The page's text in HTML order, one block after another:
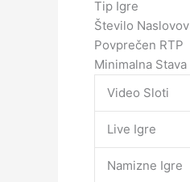
Tip Igre
Število Naslovov
Povprečen RTP
Minimalna Stava
Video Sloti
Live Igre
Namizne Igre